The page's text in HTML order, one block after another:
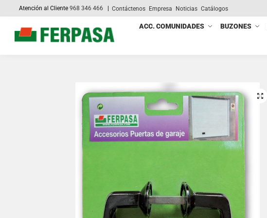
Atención al Cliente968 346 466 Contáctenos Empresa Noticias Catálogos
ACC. COMUNIDADES BUZONES
Search